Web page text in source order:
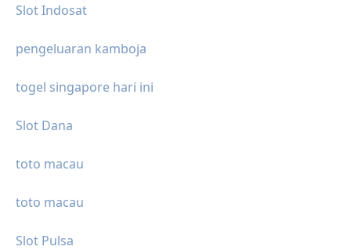
Slot Indosat
pengeluaran kamboja
togel singapore hari ini
Slot Dana
toto macau
toto macau
Slot Pulsa